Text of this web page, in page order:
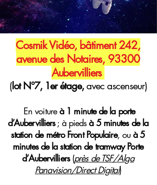
Cosmik Vidéo, bâtiment 242,
avenue des Notaires, 93300
Aubervilliers
(lot N°7, 1er étage,avec ascenseur)
En voitureà 1 minute de la porte
d’Aubervilliers; à piedsà 5 minutes de la
station de métro Front Populaire, ouà 5
minutes de la station de tramway Porte
d’Aubervilliers(près de TSF/Alga
Panavision/Direct Digital)